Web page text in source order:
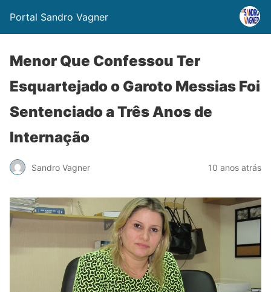
Portal Sandro Vagner
Menor Que Confessou Ter
Esquartejado o Garoto Messias Foi
Sentenciado a Três Anos de
Internação
Sandro Vagner 10 anos atrás